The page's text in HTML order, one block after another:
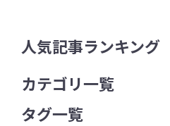
人気記事ランキング
カテゴリ一覧
タグ一覧